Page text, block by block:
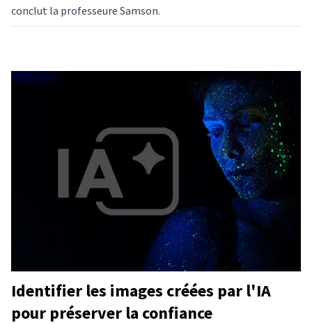
conclut la professeure Samson.
Identifier les images créées par l'IA
pour préserver la confiance